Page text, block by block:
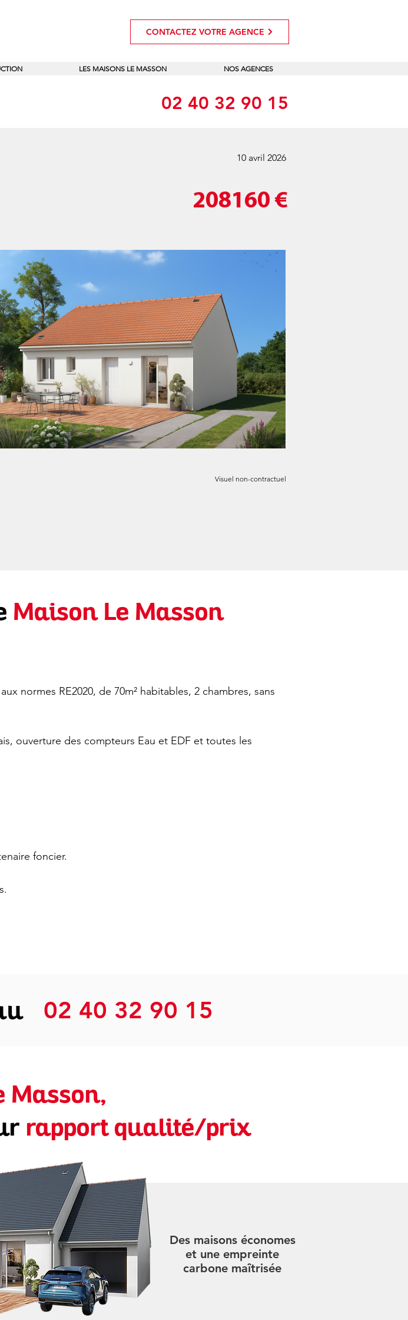
CONTACTEZ VOTRE AGENCE
LES MAISONS LE MASSON NOS AGENCES
02 40 32 90 15
10 avril 2026
208160 €
Visuel non-contractuel
Maison Le Masson
normes RE2020, de 70m² habitables, 2 chambres, sans
ouverture des compteurs Eau et EDF et toutes les
foncier.
02 40 32 90 15
Masson,
rapport qualité/prix
Des maisons économes
et une empreinte
carbone maîtrisée